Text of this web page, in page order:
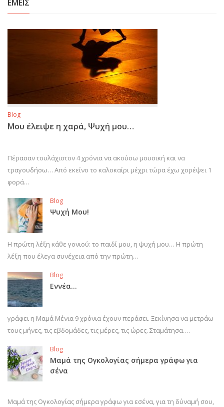
ΕΜΕΙΣ
Blog
Μου έλειψε η χαρά, Ψυχή μου…
Πέρασαν τουλάχιστον 4 χρόνια να ακούσω μουσική και να
τραγουδήσω… Από εκείνο το καλοκαίρι μέχρι τώρα έχω χορέψει 1
φορά…
Blog
Ψυχή Μου!
Η πρώτη λέξη κάθε γονιού: το παιδί μου, η ψυχή μου… Η πρώτη
λέξη που έλεγα συνέχεια από την πρώτη…
Blog
Εννέα…
γράφει η Μαμά Μένια 9 χρόνια έχουν περάσει. Ξεκίνησα να μετράω
τους μήνες, τις εβδομάδες, τις μέρες, τις ώρες. Σταμάτησα.…
Blog
Μαμά της Ογκολογίας σήμερα γράφω για
σένα
Μαμά της Ογκολογίας σήμερα γράφω για εσένα, για τη δύναμή σου,